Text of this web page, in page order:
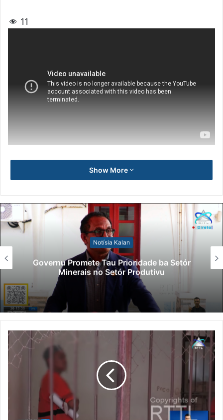
11
Show More
Notísia Kalan
Governu Promete Tau Prioridade ba Setór
Minerais no Setór Produtivu